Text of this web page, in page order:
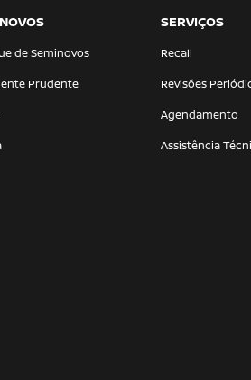
de Seminovos
Prudente
SERVIÇOS
Recall
Revisões
Agendamento
Assistência